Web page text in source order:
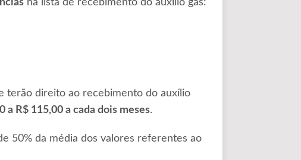
na lista de recebimento do auxílio gás:
terão direito ao recebimento do auxílio
a R$ 115,00 a cada dois meses.
50% da média dos valores referentes ao